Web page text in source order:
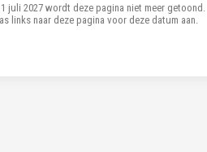
1 juli 2027 wordt deze pagina niet meer getoond.
links naar deze pagina voor deze datum aan.